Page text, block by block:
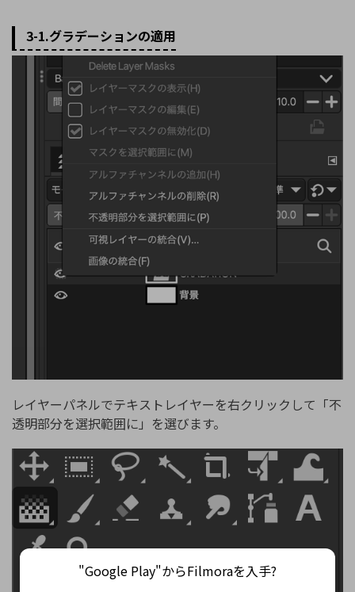
3-1.グラデーションの適用
レイヤーパネルでテキストレイヤーを右クリックして「不
透明部分を選択範囲に」を選びます。
"Google Play"からFilmoraを入手?